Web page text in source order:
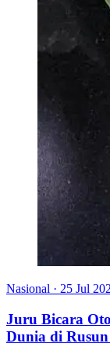
Nasional · 25 Jul
Juru Bicara
Dunia di